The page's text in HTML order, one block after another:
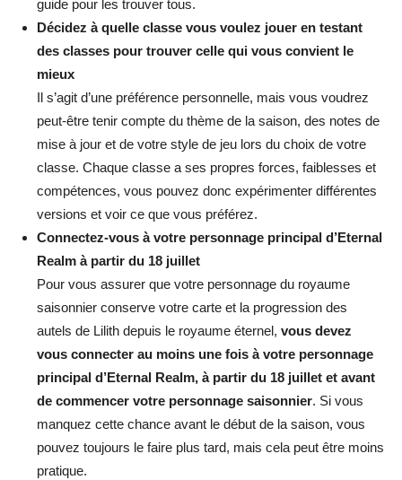
guide pour les trouver tous.
Décidez à quelle classe vous voulez jouer en testant
des classes pour trouver celle qui vous convient le
mieux
Il s’agit d’une préférence personnelle, mais vous voudrez
peut-être tenir compte du thème de la saison, des notes de
mise à jour et de votre style de jeu lors du choix de votre
classe. Chaque classe a ses propres forces, faiblesses et
compétences, vous pouvez donc expérimenter différentes
versions et voir ce que vous préférez.
Connectez-vous à votre personnage principal d’Eternal
Realm à partir du 18 juillet
Pour vous assurer que votre personnage du royaume
saisonnier conserve votre carte et la progression des
autels de Lilith depuis le royaume éternel, vous devez
vous connecter au moins une fois à votre personnage
principal d’Eternal Realm, à partir du 18 juillet et avant
de commencer votre personnage saisonnier. Si vous
manquez cette chance avant le début de la saison, vous
pouvez toujours le faire plus tard, mais cela peut être moins
pratique.